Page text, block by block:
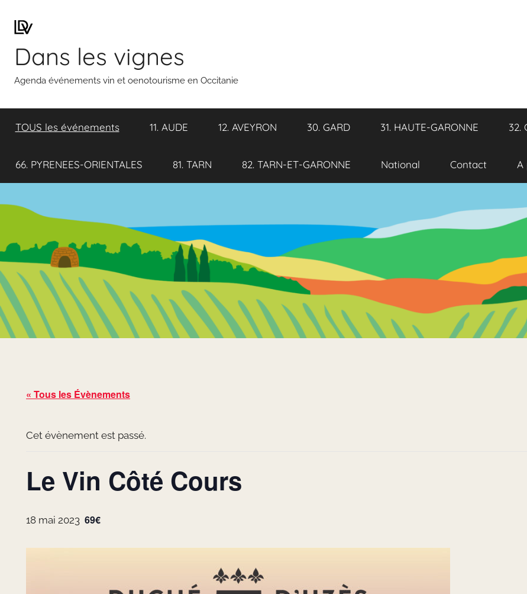
Dans les vignes
Agenda événements vin et oenotourisme en Occitanie
TOUS les événements 11. AUDE 12. AVEYRON 30. GARD 31. HAUTE-GARONNE 32.
66. PYRENEES-ORIENTALES 81. TARN 82. TARN-ET-GARONNE National Contact A
« Tous les Évènements
Cet évènement est passé.
Le Vin Côté Cours
18 mai 2023 69€